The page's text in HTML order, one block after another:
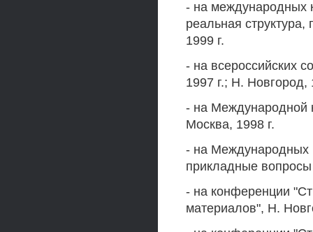
- на международных
реальная
1999 г.
- на всероссийских
1997 г.; Н. Новгород,
- на Международной
Москва, 1998 г.
- на Международных
прикладные вопросы
- на конференции
материалов", Н.